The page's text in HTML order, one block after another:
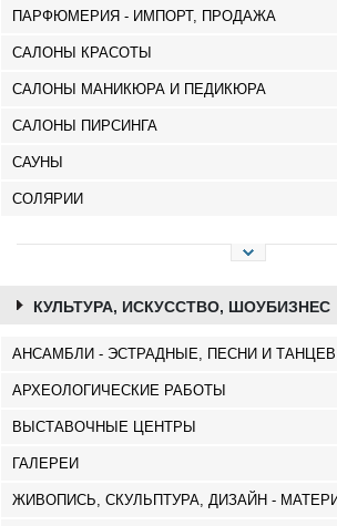
ПАРФЮМЕРИЯ - ИМПОРТ, ПРОДАЖА
САЛОНЫ КРАСОТЫ
САЛОНЫ МАНИКЮРА И ПЕДИКЮРА
САЛОНЫ ПИРСИНГА
САУНЫ
СОЛЯРИИ
КУЛЬТУРА, ИСКУССТВО, ШОУБИЗНЕС
АНСАМБЛИ - ЭСТРАДНЫЕ, ПЕСНИ И ТАНЦЕВ
АРХЕОЛОГИЧЕСКИЕ РАБОТЫ
ВЫСТАВОЧНЫЕ ЦЕНТРЫ
ГАЛЕРЕИ
ЖИВОПИСЬ, СКУЛЬПТУРА, ДИЗАЙН -